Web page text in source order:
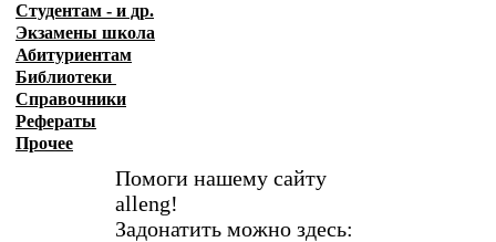
Студентам - и др.
Экзамены школа
Абитуриентам
Библиотеки
Справочники
Рефераты
Прочее
Помоги нашему сайту
alleng!
Задонатить можно здесь: